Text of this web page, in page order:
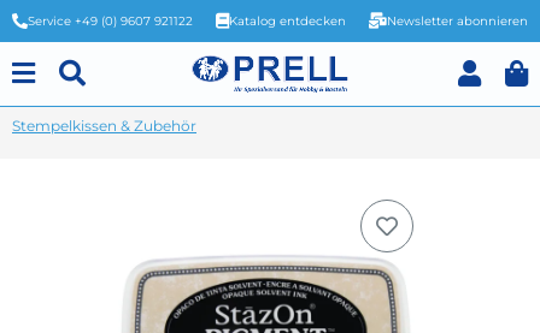
Service +49 (0) 9607 921122 Katalog entdecken Newsletter abonnieren
Stempelkissen & Zubehör